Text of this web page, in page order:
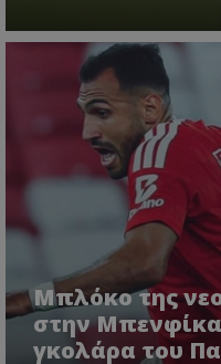
Μπλόκο της
στην
γκολάρα του